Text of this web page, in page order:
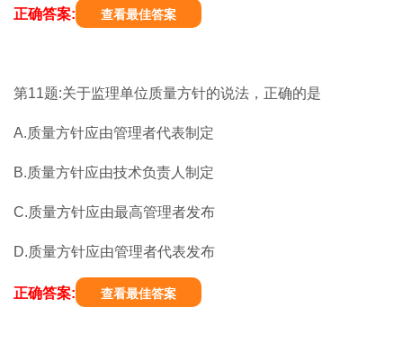
正确答案: 查看最佳答案
第11题:关于监理单位质量方针的说法，正确的是
A.质量方针应由管理者代表制定
B.质量方针应由技术负责人制定
C.质量方针应由最高管理者发布
D.质量方针应由管理者代表发布
正确答案: 查看最佳答案